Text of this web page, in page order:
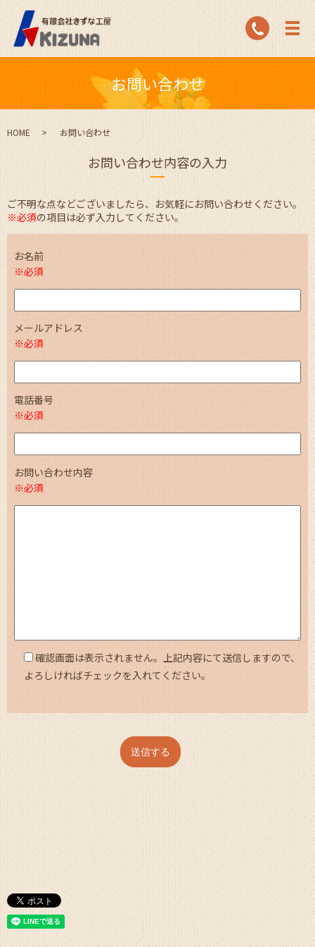
お問い合わせ
HOME お問い合わせ
お問い合わせ内容の入力
ご不明な点などございましたら、お気軽にお問い合わせください。
※必須の項目は必ず入力してください。
お名前
※必須
メールアドレス
※必須
電話番号
※必須
お問い合わせ内容
※必須
確認画面は表示されません。上記内容にて送信しますので、
よろしければチェックを入れてください。